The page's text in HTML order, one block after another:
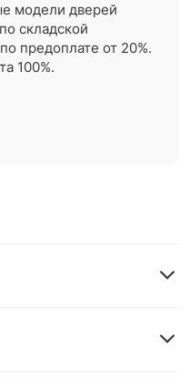
модели дверей
складской
предоплате от 20%.
100%.